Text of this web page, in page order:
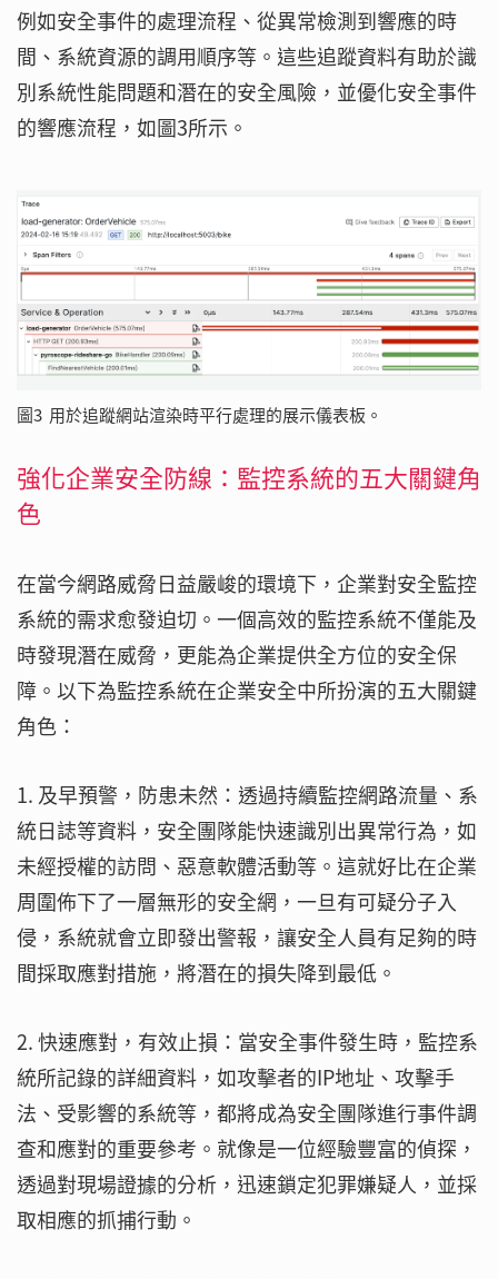
例如安全事件的處理流程、從異常檢測到響應的時
間、系統資源的調用順序等。這些追蹤資料有助於識
別系統性能問題和潛在的安全風險，並優化安全事件
的響應流程，如圖3所示。
圖3 用於追蹤網站渲染時平行處理的展示儀表板。
強化企業安全防線：監控系統的五大關鍵角
色
在當今網路威脅日益嚴峻的環境下，企業對安全監控
系統的需求愈發迫切。一個高效的監控系統不僅能及
時發現潛在威脅，更能為企業提供全方位的安全保
障。以下為監控系統在企業安全中所扮演的五大關鍵
角色：
1. 及早預警，防患未然：透過持續監控網路流量、系
統日誌等資料，安全團隊能快速識別出異常行為，如
未經授權的訪問、惡意軟體活動等。這就好比在企業
周圍佈下了一層無形的安全網，一旦有可疑分子入
侵，系統就會立即發出警報，讓安全人員有足夠的時
間採取應對措施，將潛在的損失降到最低。
2. 快速應對，有效止損：當安全事件發生時，監控系
統所記錄的詳細資料，如攻擊者的IP地址、攻擊手
法、受影響的系統等，都將成為安全團隊進行事件調
查和應對的重要參考。就像是一位經驗豐富的偵探，
透過對現場證據的分析，迅速鎖定犯罪嫌疑人，並採
取相應的抓捕行動。